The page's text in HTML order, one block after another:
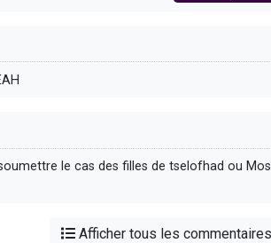
le cas des filles de tselofhad ou
Afficher tous les commentaires